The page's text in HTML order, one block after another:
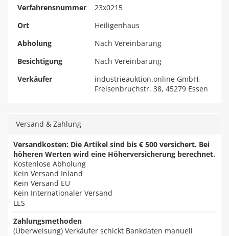
Verfahrensnummer
23x0215
Ort
Heiligenhaus
Abholung
Nach Vereinbarung
Besichtigung
Nach Vereinbarung
Verkäufer
industrieauktion.online GmbH,
Freisenbruchstr. 38, 45279 Essen
Versand & Zahlung
Versandkosten: Die Artikel sind bis € 500 versichert. Bei
höheren Werten wird eine Höherversicherung berechnet.
Kostenlose Abholung
Kein Versand Inland
Kein Versand EU
Kein Internationaler Versand
LES
Zahlungsmethoden
(Überweisung) Verkäufer schickt Bankdaten manuell